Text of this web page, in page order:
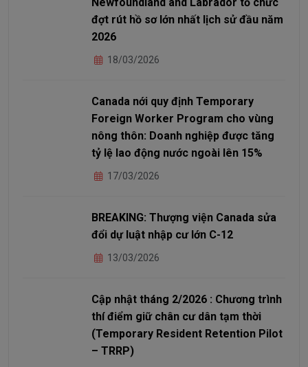
đợt rút hồ sơ lớn nhất lịch sử đầu năm
2026
18/03/2026
Canada nới quy định Temporary
Foreign Worker Program cho vùng
nông thôn: Doanh nghiệp được tăng
tỷ lệ lao động nước ngoài lên 15%
17/03/2026
BREAKING: Thượng viện Canada sửa
đổi dự luật nhập cư lớn C-12
13/03/2026
Cập nhật tháng 2/2026 : Chương trình
thí điểm giữ chân cư dân tạm thời
(Temporary Resident Retention Pilot
– TRRP)